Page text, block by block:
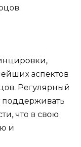
аспектов
Регулярный
что в свою
и